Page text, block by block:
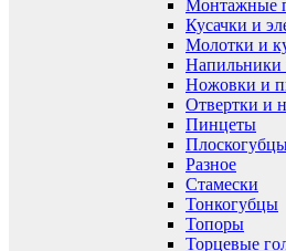
Монтажные
Кусачки и
Молотки и
Напильники
Ножовки и
Отвертки и
Пинцеты
Разное
Стамески
Тонкогубцы
Топоры
Торцевые